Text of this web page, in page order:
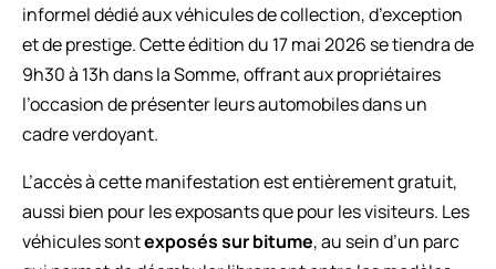
informel dédié aux véhicules de collection, d’exception
et de prestige. Cette édition du 17 mai 2026 se tiendra de
9h30 à 13h dans la Somme, offrant aux propriétaires
l’occasion de présenter leurs automobiles dans un
cadre verdoyant.
L’accès à cette manifestation est entièrement gratuit,
aussi bien pour les exposants que pour les visiteurs. Les
véhicules sontexposés sur bitume, au sein d’un parc